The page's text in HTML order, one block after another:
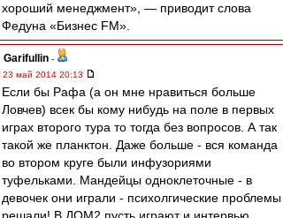
хороший менеджмент», — приводит слова
Федуна «Бизнес FM».
Garifullin -
23 май 2014 20:13
Если бы Рафа (а он мне нравиться больше
Ловчев) всек бы кому нибудь на поле в первых
играх второго тура то тогда без вопросов. А так
такой же планктон. Даже больше - вся команда
во втором круге были инфузориями
туфельками. Мандейцы одноклеточные - в
девочек они играли - психолгические проблемы